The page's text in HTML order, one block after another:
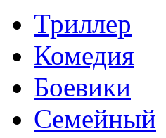
Триллер
Комедия
Боевики
Семейный